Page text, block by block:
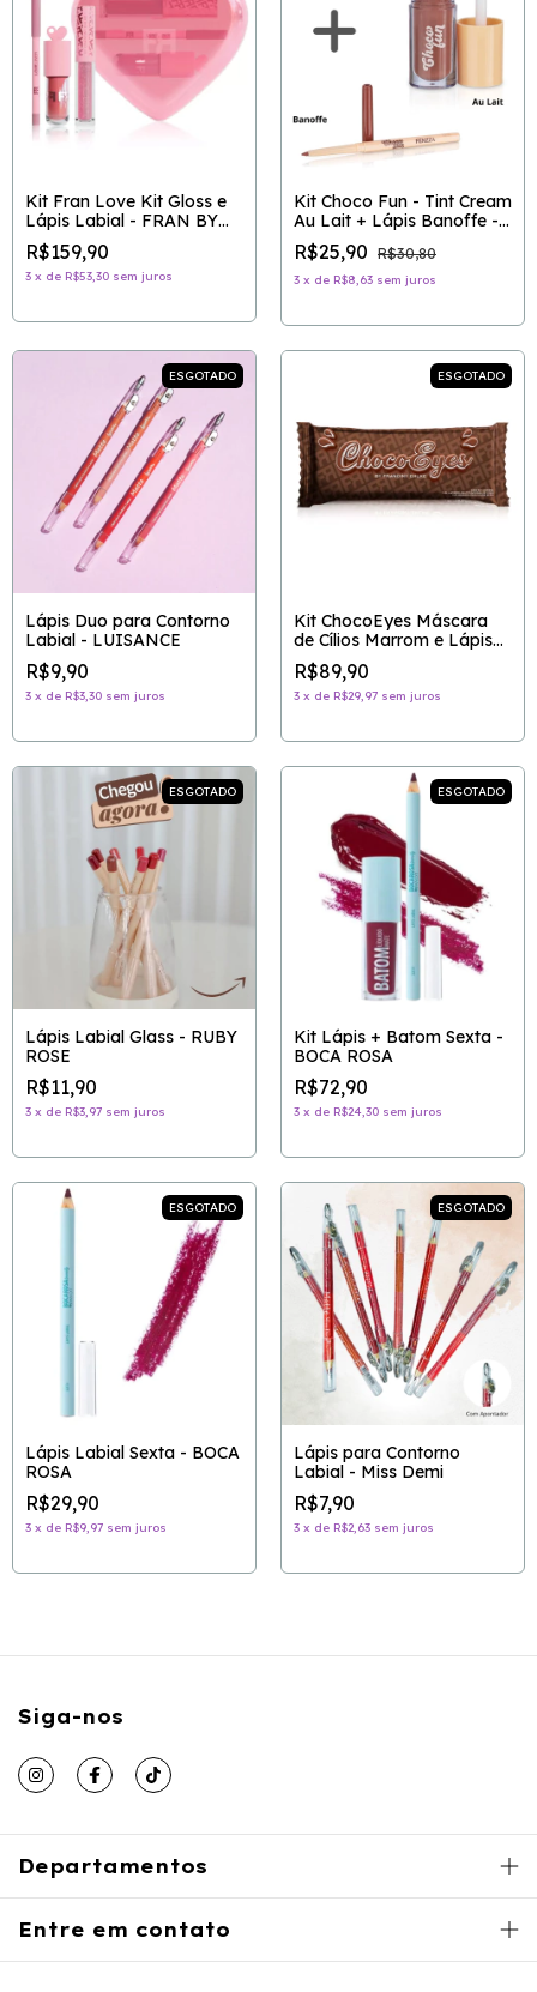
Kit Fran Love Kit Gloss e
Lápis Labial - FRAN BY
FRANCINY EHLKE
R$159,90
3 x de R$53,30 sem juros
Kit Choco Fun - Tint Cream
Au Lait + Lápis Banoffe -
FENZZA
R$25,90 R$30,80
3 x de R$8,63 sem juros
ESGOTADO
Lápis Duo para Contorno
Labial - LUISANCE
R$9,90
3 x de R$3,30 sem juros
ESGOTADO
Kit ChocoEyes Máscara
de Cílios Marrom e Lápis
Multifuncional - FRAN BY
FRANCINY EHLKE
R$89,90
3 x de R$29,97 sem juros
ESGOTADO
Lápis Labial Glass - RUBY
ROSE
R$11,90
3 x de R$3,97 sem juros
ESGOTADO
Kit Lápis + Batom Sexta -
BOCA ROSA
R$72,90
3 x de R$24,30 sem juros
ESGOTADO
Lápis Labial Sexta - BOCA
ROSA
R$29,90
3 x de R$9,97 sem juros
ESGOTADO
Lápis para Contorno
Labial - Miss Demi
R$7,90
3 x de R$2,63 sem juros
Siga-nos
Departamentos
Entre em contato